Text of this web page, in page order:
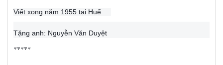
Viết xong năm 1955 tại Huế
Tặng anh: Nguyễn Văn Duyệt
*****